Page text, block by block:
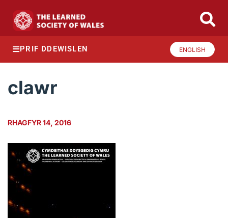
PRIF DDEWISLEN ENGLISH
clawr
RHAGFYR 14, 2016